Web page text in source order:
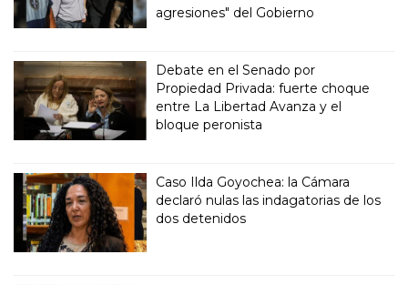
agresiones" del Gobierno
Debate en el Senado por
Propiedad Privada: fuerte choque
entre La Libertad Avanza y el
bloque peronista
Caso Ilda Goyochea: la Cámara
declaró nulas las indagatorias de los
dos detenidos